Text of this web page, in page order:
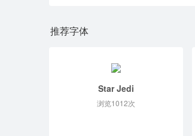
推荐字体
Star Jedi
浏览1012次